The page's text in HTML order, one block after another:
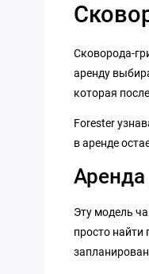
Сковорода-
аренду
которая
Forester
в аренде
Аренда
Эту модель
просто найти